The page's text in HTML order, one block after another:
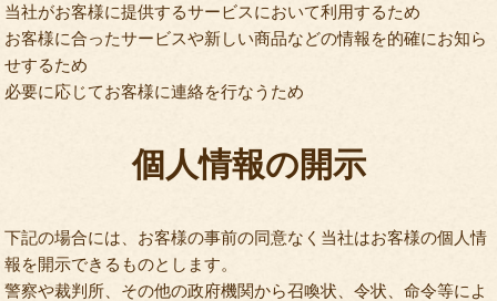
当社がお客様に提供するサービスにおいて利用するため
お客様に合ったサービスや新しい商品などの情報を的確にお知ら
せするため
必要に応じてお客様に連絡を行なうため
個人情報の開示
下記の場合には、お客様の事前の同意なく当社はお客様の個人情
報を開示できるものとします。
警察や裁判所、その他の政府機関から召喚状、令状、命令等によ